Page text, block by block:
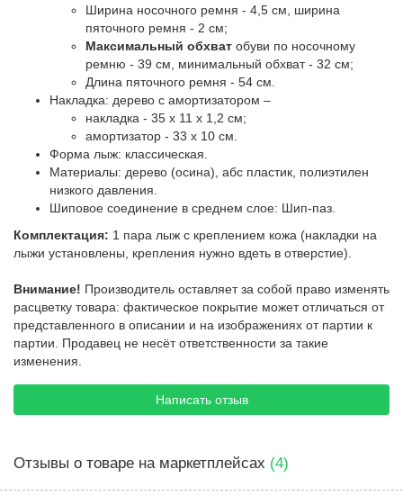
Ширина носочного ремня - 4,5 см, ширина
пяточного ремня - 2 см;
Максимальный обхват обуви по носочному
ремню - 39 см, минимальный обхват - 32 см;
Длина пяточного ремня - 54 см.
Накладка: дерево с амортизатором –
накладка - 35 х 11 х 1,2 см;
амортизатор - 33 х 10 см.
Форма лыж: классическая.
Материалы: дерево (осина), абс пластик, полиэтилен
низкого давления.
Шиповое соединение в среднем слое: Шип-паз.
Комплектация: 1 пара лыж с креплением кожа (накладки на
лыжи установлены, крепления нужно вдеть в отверстие).
Внимание! Производитель оставляет за собой право изменять
расцветку товара: фактическое покрытие может отличаться от
представленного в описании и на изображениях от партии к
партии. Продавец не несёт ответственности за такие
изменения.
Написать отзыв
Отзывы о товаре на маркетплейсах (4)